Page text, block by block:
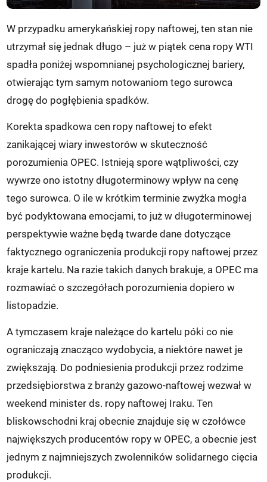
W przypadku amerykańskiej ropy naftowej, ten stan nie
utrzymał się jednak długo – już w piątek cena ropy WTI
spadła poniżej wspomnianej psychologicznej bariery,
otwierając tym samym notowaniom tego surowca
drogę do pogłębienia spadków.
Korekta spadkowa cen ropy naftowej to efekt
zanikającej wiary inwestorów w skuteczność
porozumienia OPEC. Istnieją spore wątpliwości, czy
wywrze ono istotny długoterminowy wpływ na cenę
tego surowca. O ile w krótkim terminie zwyżka mogła
być podyktowana emocjami, to już w długoterminowej
perspektywie ważne będą twarde dane dotyczące
faktycznego ograniczenia produkcji ropy naftowej przez
kraje kartelu. Na razie takich danych brakuje, a OPEC ma
rozmawiać o szczegółach porozumienia dopiero w
listopadzie.
A tymczasem kraje należące do kartelu póki co nie
ograniczają znacząco wydobycia, a niektóre nawet je
zwiększają. Do podniesienia produkcji przez rodzime
przedsiębiorstwa z branży gazowo-naftowej wezwał w
weekend minister ds. ropy naftowej Iraku. Ten
bliskowschodni kraj obecnie znajduje się w czołówce
największych producentów ropy w OPEC, a obecnie jest
jednym z najmniejszych zwolenników solidarnego cięcia
produkcji.